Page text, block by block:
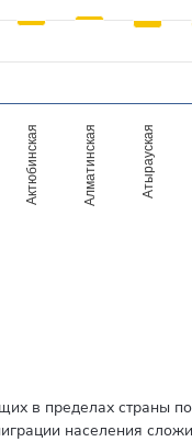
Актюбинская Алматинская Атырауская
в пределах страны
населения